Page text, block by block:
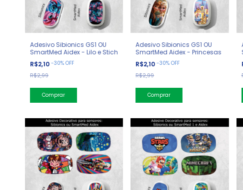
Adesivo Sibionics GS1 OU
SmartMed Aidex - Lilo e Stich
R$2,10 -30% OFF
R$2,99
Adesivo Sibionics GS1 OU
SmartMed Aidex - Princesas
R$2,10-30%OFF
R$2,99